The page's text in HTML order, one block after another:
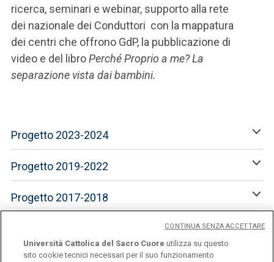
ricerca, seminari e webinar, supporto alla rete
dei nazionale dei Conduttori con la mappatura
dei centri che offrono GdP, la pubblicazione di
video e del libroPerché Proprio a me? La
separazione vista dai bambini.
Progetto 2023-2024
Progetto 2019-2022
Progetto 2017-2018
Università Cattolica del Sacro Cuore utilizza su questo
sito cookie tecnici necessari per il suo funzionamento
CONTINUA SENZA ACCETTARE